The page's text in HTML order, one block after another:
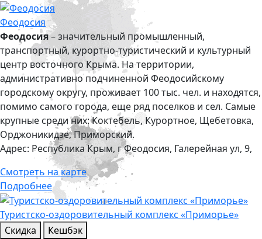
Феодосия
Феодосия– значительный промышленный,
транспортный, курортно-туристический и культурный
центр восточного Крыма. На территории,
административно подчиненной Феодосийскому
городскому округу, проживает 100 тыс. чел. и находятся,
помимо самого города, еще ряд поселков и сел. Самые
крупные среди них: Коктебель, Курортное, Щебетовка,
Орджоникидзе, Приморский.
Адрес: Республика Крым, г Феодосия, Галерейная ул, 9,
Смотреть на карте
Подробнее
Туристско-оздоровительный комплекс «Приморье»
Скидка
Кешбэк